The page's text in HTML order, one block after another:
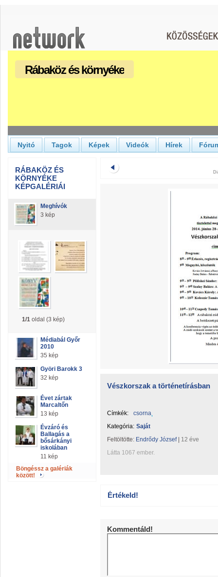
Rábaköz és környéke
Nyitó Tagok Képek Videók Hírek
RÁBAKÖZ ÉS
KÖRNYÉKE
KÉPGALÉRIÁI
Meghívók
3 kép
1/1 oldal (3 kép)
Médiabál Győr
2010
35 kép
Györi Barokk 3
32 kép
Évet zártak
Marcaltőn
13 kép
Évzáró és
Ballagás a
bősárkányi
iskolában
11 kép
Böngéssz a galériák
között!
Vészkorszak a történetírásban
Címkék:
csorna
Kategória: Saját
Feltöltötte: Endrődy József
12 éve
Látta 1067 ember.
Értékeld!
Kommentáld!